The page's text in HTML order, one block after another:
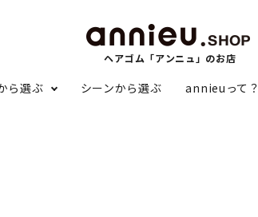
ヘアゴム「アンニュ」のお店
ら選ぶ シーンから選ぶ annieuって？